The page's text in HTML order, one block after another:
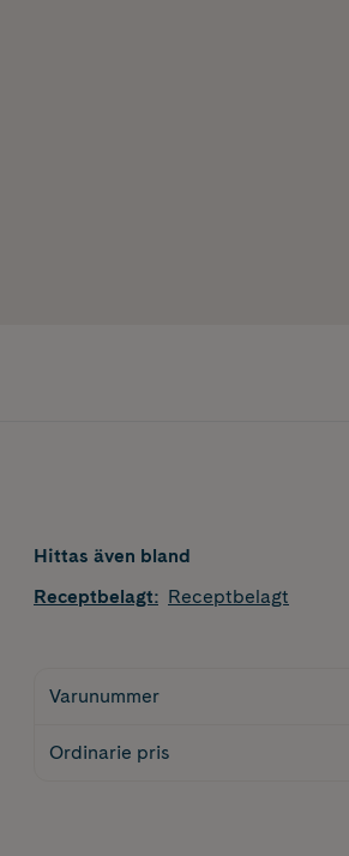
Hittas även bland
Receptbelagt: Receptbelagt
Varunummer
Ordinarie pris